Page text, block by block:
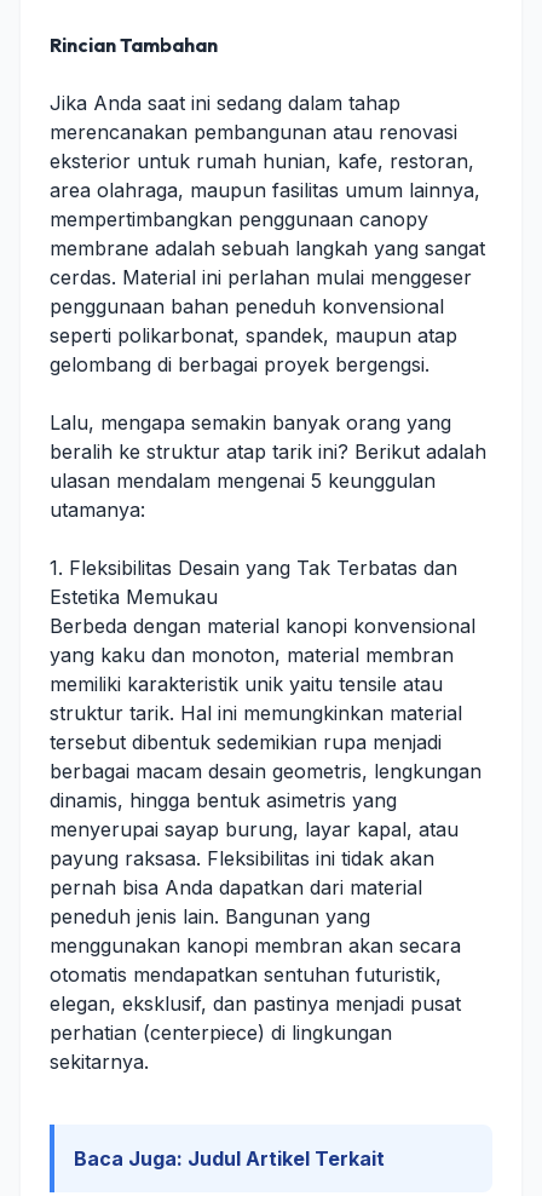
Rincian Tambahan
Jika Anda saat ini sedang dalam tahap
merencanakan pembangunan atau renovasi
eksterior untuk rumah hunian, kafe, restoran,
area olahraga, maupun fasilitas umum lainnya,
mempertimbangkan penggunaan canopy
membrane adalah sebuah langkah yang sangat
cerdas. Material ini perlahan mulai menggeser
penggunaan bahan peneduh konvensional
seperti polikarbonat, spandek, maupun atap
gelombang di berbagai proyek bergengsi.
Lalu, mengapa semakin banyak orang yang
beralih ke struktur atap tarik ini? Berikut adalah
ulasan mendalam mengenai 5 keunggulan
utamanya:
1. Fleksibilitas Desain yang Tak Terbatas dan
Estetika Memukau
Berbeda dengan material kanopi konvensional
yang kaku dan monoton, material membran
memiliki karakteristik unik yaitu tensile atau
struktur tarik. Hal ini memungkinkan material
tersebut dibentuk sedemikian rupa menjadi
berbagai macam desain geometris, lengkungan
dinamis, hingga bentuk asimetris yang
menyerupai sayap burung, layar kapal, atau
payung raksasa. Fleksibilitas ini tidak akan
pernah bisa Anda dapatkan dari material
peneduh jenis lain. Bangunan yang
menggunakan kanopi membran akan secara
otomatis mendapatkan sentuhan futuristik,
elegan, eksklusif, dan pastinya menjadi pusat
perhatian (centerpiece) di lingkungan
sekitarnya.
Baca Juga: Judul Artikel Terkait